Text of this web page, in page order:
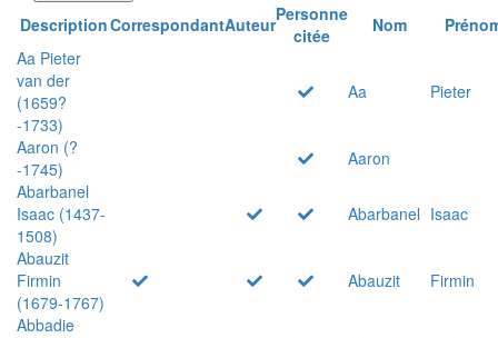
DescriptionCorrespondantAuteurPersonne
citée
Nom
Aa Pieter
van der
(1659?
-1733)
Aa Pieter
Aaron (?
-1745)
Aaron
Abarbanel
Isaac (1437-
1508)
Abarbanel Isaac
Abauzit
Firmin
(1679-1767)
Abauzit
Firmin
Abbadie